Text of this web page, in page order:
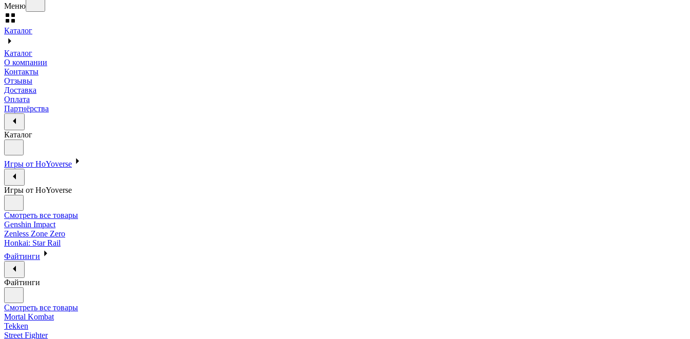
Меню
Каталог
Каталог
О компании
Контакты
Отзывы
Доставка
Оплата
Партнёрства
Каталог
Игры от HoYoverse
Игры от HoYoverse
Смотреть все товары
Genshin Impact
Zenless Zone Zero
Honkai: Star Rail
Файтинги
Файтинги
Смотреть все товары
Mortal Kombat
Tekken
Street Fighter